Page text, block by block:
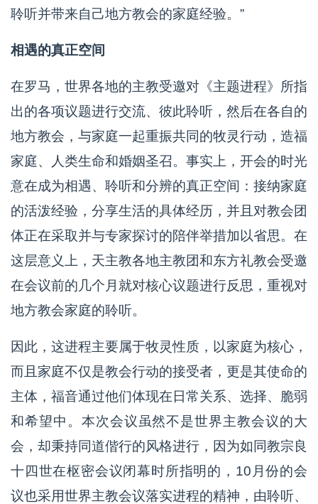
聆听并带来自己地方教会的家庭经验。”
相遇的真正空间
在罗马，世界各地的主教受邀对《主题进程》所指
出的各项议题进行交流、彼此聆听，然后在各自的
地方教会，与家庭一起重振共同的牧灵行动，造福
家庭、人类生命和婚姻圣召。事实上，开会的时光
意在成为相遇、聆听和分辨的真正空间：接纳家庭
的活泼经验，分享生活的具体经历，并且对教会团
体正在采取并与专家探讨的陪伴举措加以省思。在
这层意义上，天主教各地主教团和东方礼教会受邀
在会议前的几个月就对核心议题进行反思，重视对
地方教会家庭的聆听。
因此，这进程主要属于牧灵性质，以家庭为核心，
而且家庭不仅是教会行动的接受者，更是其使命的
主体，福音通过他们体现在日常关系、选择、脆弱
和希望中。本次会议虽然不是世界主教会议的大
会，却秉持同道偕行的风格进行，因为如同教宗良
十四世在枢密会议闭幕时所指明的，10月份的会
议也采用世界主教会议落实进程的精神，由聆听、